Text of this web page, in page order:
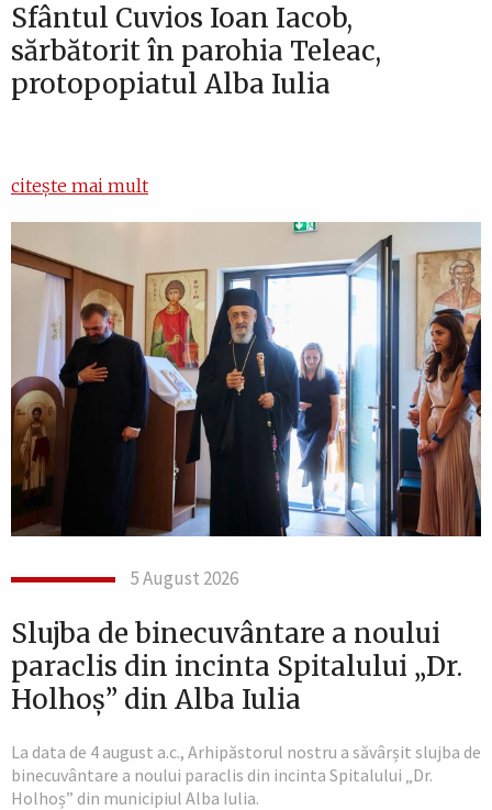
Sfântul Cuvios Ioan Iacob,
sărbătorit în parohia Teleac,
protopopiatul Alba Iulia
citește mai mult
5 August 2026
Slujba de binecuvântare a noului
paraclis din incinta Spitalului „Dr.
Holhoș” din Alba Iulia
La data de 4 august a.c., Arhipăstorul nostru a săvârșit slujba de
binecuvântare a noului paraclis din incinta Spitalului „Dr.
Holhoș” din municipiul Alba Iulia.